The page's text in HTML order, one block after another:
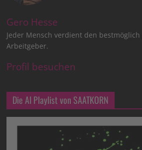
Gero Hesse
Jeder Mensch verdient den
Arbeitgeber.
Profil besuchen
Die AI Playlist von SAATKORN